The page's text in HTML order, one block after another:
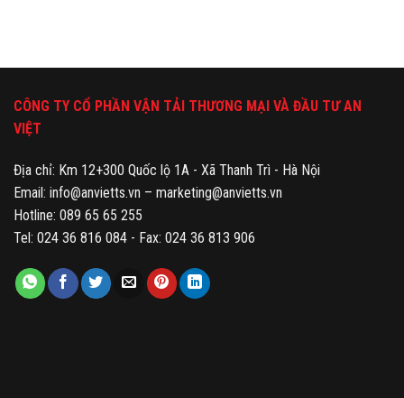
CÔNG TY CỔ PHẦN VẬN TẢI THƯƠNG MẠI VÀ ĐẦU TƯ AN
VIỆT
Địa chỉ: Km 12+300 Quốc lộ 1A - Xã Thanh Trì - Hà Nội
Email: info@anvietts.vn – marketing@anvietts.vn
Hotline: 089 65 65 255
Tel: 024 36 816 084 - Fax: 024 36 813 906